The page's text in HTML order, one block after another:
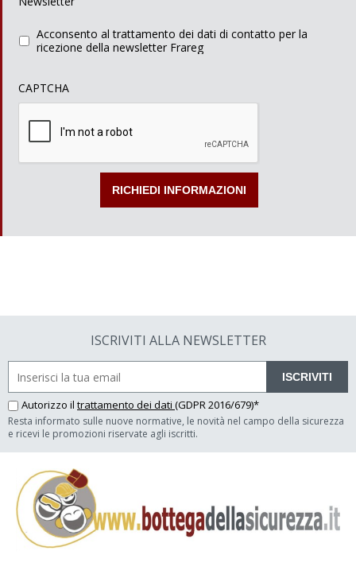
Acconsento al trattamento dei dati di contatto per la
ricezione della newsletter Frareg
CAPTCHA
ISCRIVITI ALLA NEWSLETTER
ISCRIVITI
Autorizzo il trattamento dei dati (GDPR 2016/679)*
Resta informato sulle nuove normative, le novità nel campo della sicurezza
e ricevi le promozioni riservate agli iscritti.